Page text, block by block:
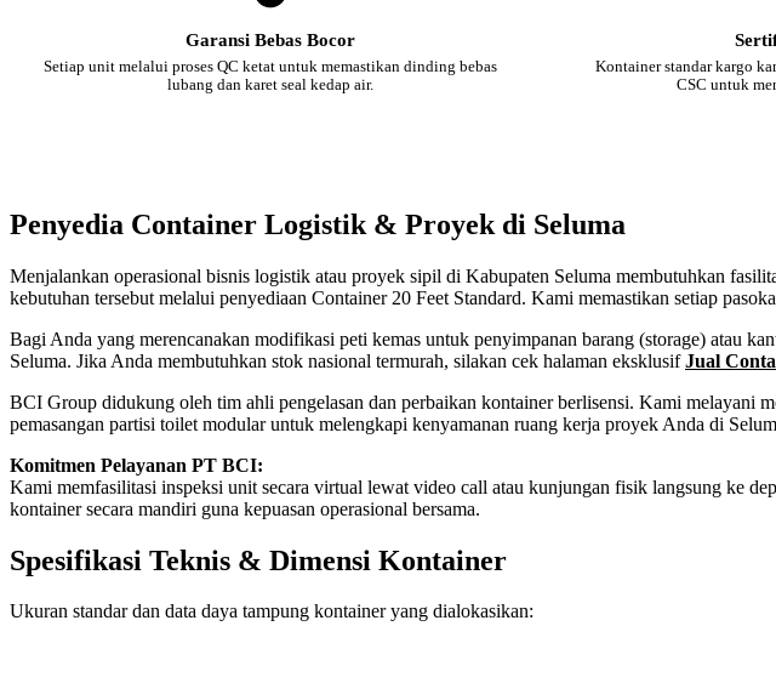
Garansi Bebas Bocor
Setiap unit melalui proses QC ketat untuk memastikan dinding bebas
lubang dan karet seal kedap air.
Kontainer standar kargo
CSC untuk
Penyedia Container Logistik & Proyek di Seluma
Menjalankan operasional bisnis logistik atau proyek sipil di Kabupaten Seluma membutuhkan
kebutuhan tersebut melalui penyediaan Container 20 Feet Standard. Kami memastikan setiap
Bagi Anda yang merencanakan modifikasi peti kemas untuk penyimpanan barang (storage) atau
Seluma. Jika Anda membutuhkan stok nasional termurah, silakan cek halaman eksklusifJual
BCI Group didukung oleh tim ahli pengelasan dan perbaikan kontainer berlisensi. Kami melayani
pemasangan partisi toilet modular untuk melengkapi kenyamanan ruang kerja proyek Anda di
Komitmen Pelayanan PT BCI:
Kami memfasilitasi inspeksi unit secara virtual lewat video call atau kunjungan fisik langsung ke
kontainer secara mandiri guna kepuasan operasional bersama.
Spesifikasi Teknis & Dimensi Kontainer
Ukuran standar dan data daya tampung kontainer yang dialokasikan: